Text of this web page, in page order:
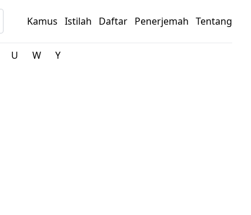
Kamus Istilah Daftar Penerjemah Tentang
U W Y